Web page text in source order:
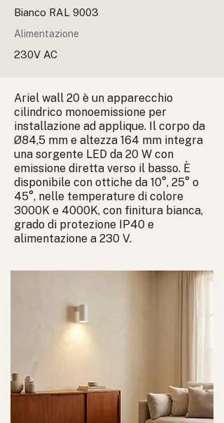
Bianco RAL 9003
Alimentazione
230V AC
Ariel wall 20 è un apparecchio
cilindrico monoemissione per
installazione ad applique. Il corpo da
Ø84,5 mm e altezza 164 mm integra
una sorgente LED da 20 W con
emissione diretta verso il basso. È
disponibile con ottiche da 10°, 25° o
45°, nelle temperature di colore
3000K e 4000K, con finitura bianca,
grado di protezione IP40 e
alimentazione a 230 V.